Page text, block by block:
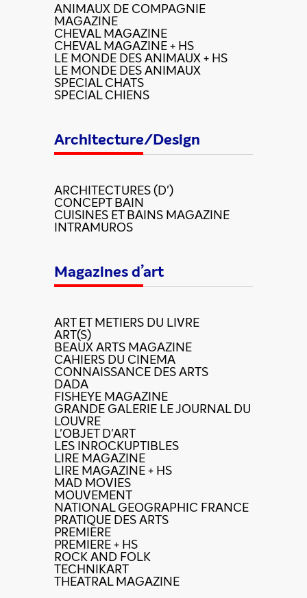
ANIMAUX DE COMPAGNIE
MAGAZINE
CHEVAL MAGAZINE
CHEVAL MAGAZINE + HS
LE MONDE DES ANIMAUX + HS
LE MONDE DES ANIMAUX
SPECIAL CHATS
SPECIAL CHIENS
Architecture/Design
ARCHITECTURES (D')
CONCEPT BAIN
CUISINES ET BAINS MAGAZINE
INTRAMUROS
Magazines d’art
ART ET METIERS DU LIVRE
ART(S)
BEAUX ARTS MAGAZINE
CAHIERS DU CINEMA
CONNAISSANCE DES ARTS
DADA
FISHEYE MAGAZINE
GRANDE GALERIE LE JOURNAL DU
LOUVRE
L'OBJET D'ART
LES INROCKUPTIBLES
LIRE MAGAZINE
LIRE MAGAZINE + HS
MAD MOVIES
MOUVEMENT
NATIONAL GEOGRAPHIC FRANCE
PRATIQUE DES ARTS
PREMIERE
PREMIERE + HS
ROCK AND FOLK
TECHNIKART
THEATRAL MAGAZINE